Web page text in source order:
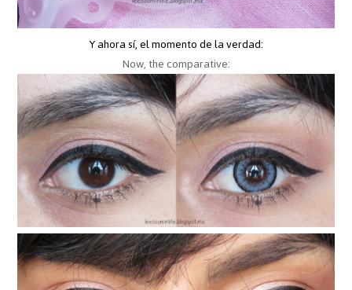
Y ahora sí, el momento de la verdad:
Now, the comparative: